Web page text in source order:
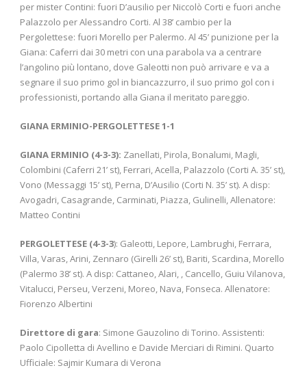
per mister Contini: fuori D’ausilio per Niccolò Corti e fuori anche
Palazzolo per Alessandro Corti. Al 38’ cambio per la
Pergolettese: fuori Morello per Palermo. Al 45’ punizione per la
Giana: Caferri dai 30 metri con una parabola va a centrare
l’angolino più lontano, dove Galeotti non può arrivare e va a
segnare il suo primo gol in biancazzurro, il suo primo gol con i
professionisti, portando alla Giana il meritato pareggio.
GIANA ERMINIO-PERGOLETTESE 1-1
GIANA ERMINIO (4-3-3): Zanellati, Pirola, Bonalumi, Magli,
Colombini (Caferri 21’ st), Ferrari, Acella, Palazzolo (Corti A. 35’ st),
Vono (Messaggi 15’ st), Perna, D’Ausilio (Corti N. 35’ st). A disp:
Avogadri, Casagrande, Carminati, Piazza, Gulinelli, Allenatore:
Matteo Contini
PERGOLETTESE (4-3-3): Galeotti, Lepore, Lambrughi, Ferrara,
Villa, Varas, Arini, Zennaro (Girelli 26’ st), Bariti, Scardina, Morello
(Palermo 38’ st). A disp: Cattaneo, Alari, , Cancello, Guiu Vilanova,
Vitalucci, Perseu, Verzeni, Moreo, Nava, Fonseca. Allenatore:
Fiorenzo Albertini
Direttore di gara: Simone Gauzolino di Torino. Assistenti:
Paolo Cipolletta di Avellino e Davide Merciari di Rimini. Quarto
Ufficiale: Sajmir Kumara di Verona